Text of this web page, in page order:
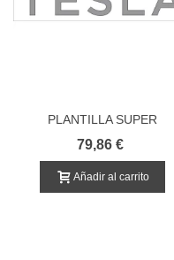
PLANTILLA SUPER
CARGADOR TESLA
79,86 €
Añadir al carrito